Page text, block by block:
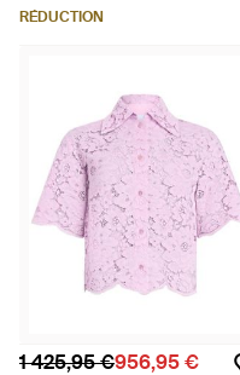
RÉDUCTION
1 425,95 €956,95 €